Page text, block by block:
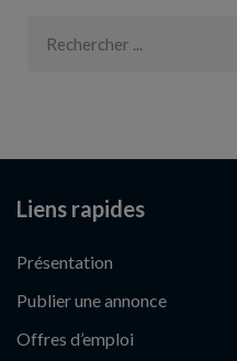
Liens rapides
Présentation
Publier une annonce
Offres d’emploi